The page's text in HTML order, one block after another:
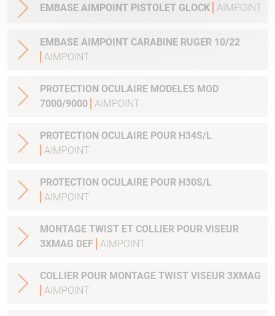
EMBASE AIMPOINT PISTOLET GLOCK AIMPOINT
EMBASE AIMPOINT CARABINE RUGER 10/22
AIMPOINT
PROTECTION OCULAIRE MODELES MOD
7000/9000 AIMPOINT
PROTECTION OCULAIRE POUR H34S/L
AIMPOINT
PROTECTION OCULAIRE POUR H30S/L
AIMPOINT
MONTAGE TWIST ET COLLIER POUR VISEUR
3XMAG DEF AIMPOINT
COLLIER POUR MONTAGE TWIST VISEUR 3XMAG
AIMPOINT